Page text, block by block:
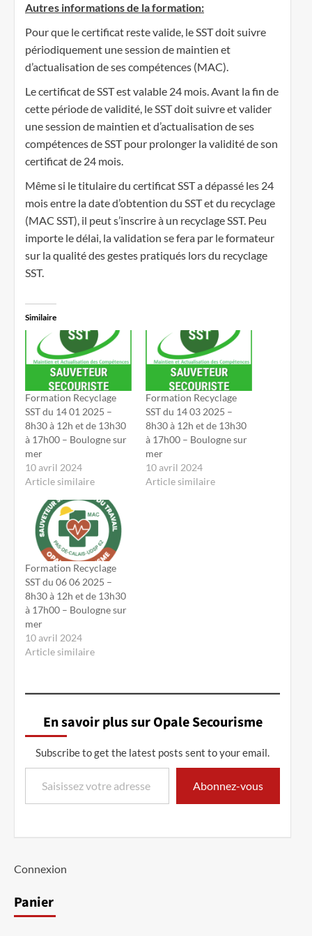
Autres informations de la formation:
Pour que le certificat reste valide, le SST doit suivre
périodiquement une session de maintien et
d’actualisation de ses compétences (MAC).
Le certificat de SST est valable 24 mois. Avant la fin de
cette période de validité, le SST doit suivre et valider
une session de maintien et d’actualisation de ses
compétences de SST pour prolonger la validité de son
certificat de 24 mois.
Même si le titulaire du certificat SST a dépassé les 24
mois entre la date d’obtention du SST et du recyclage
(MAC SST), il peut s’inscrire à un recyclage SST. Peu
importe le délai, la validation se fera par le formateur
sur la qualité des gestes pratiqués lors du recyclage
SST.
Similaire
Formation Recyclage
SST du 14 01 2025 –
8h30 à 12h et de 13h30
à 17h00 – Boulogne sur
mer
10 avril 2024
Article similaire
Formation Recyclage
SST du 14 03 2025 –
8h30 à 12h et de 13h30
à 17h00 – Boulogne sur
mer
10 avril 2024
Article similaire
Formation Recyclage
SST du 06 06 2025 –
8h30 à 12h et de 13h30
à 17h00 – Boulogne sur
mer
10 avril 2024
Article similaire
En savoir plus sur Opale Secourisme
Subscribe to get the latest posts sent to your email.
Saisissez votre adresse e-mail…
Abonnez-vous
Connexion
Panier